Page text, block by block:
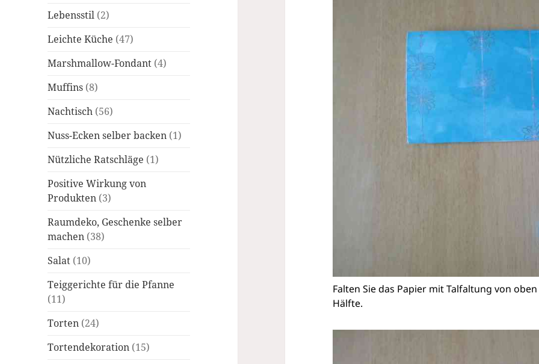
Lebensstil (2)
Leichte Küche (47)
Marshmallow-Fondant (4)
Muffins (8)
Nachtisch (56)
Nuss-Ecken selber backen (1)
Nützliche Ratschläge (1)
Positive Wirkung von
Produkten (3)
Raumdeko, Geschenke selber
machen (38)
Salat (10)
Teiggerichte für die Pfanne
(11)
Torten (24)
Tortendekoration (15)
Falten Sie das Papier mit Talfaltung von
Hälfte.